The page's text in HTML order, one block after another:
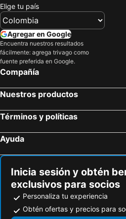
Elige tu país
Agregar en Google
Encuentra nuestros resultados
fácilmente: agrega trivago como
fuente preferida en Google.
Compañía
Nuestros productos
Términos y políticas
Ayuda
Inicia sesión y obtén
exclusivos para socios
Personaliza tu experiencia
Obtén ofertas y precios para